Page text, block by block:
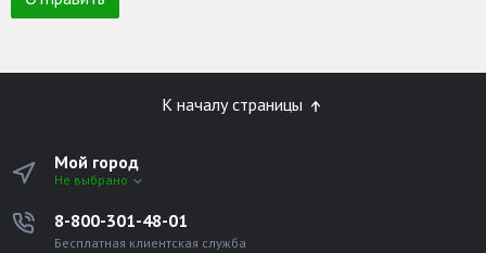
К началу страницы
Мой город
Не выбрано
8-800-301-48-01
Бесплатная клиентская служба